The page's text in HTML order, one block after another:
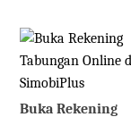
Buka Rekening